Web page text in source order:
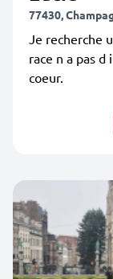
77430,
Je recherche
race n a pas
coeur.